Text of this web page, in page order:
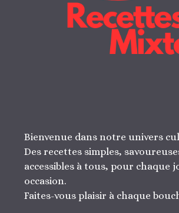
Bienvenue dans notre univers
Des recettes simples,
accessibles à tous, pour chaque
occasion.
Faites-vous plaisir à chaque